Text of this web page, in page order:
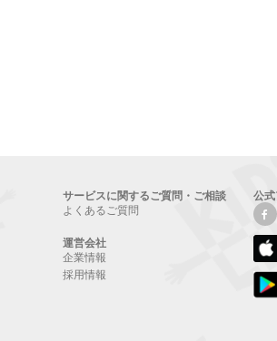
サービスに関するご質問・ご相談
よくあるご質問
運営会社
企業情報
採用情報
公